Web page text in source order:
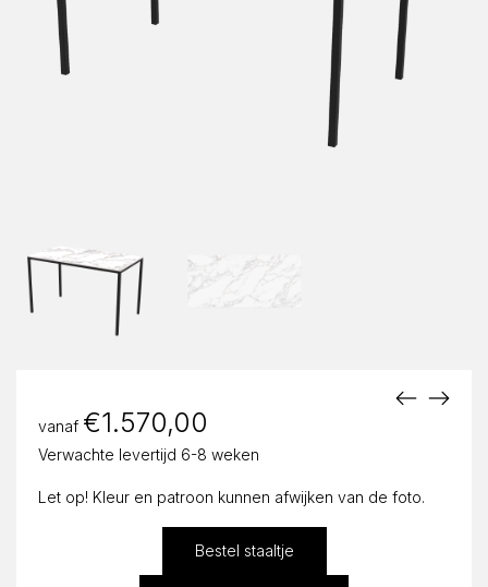
vanaf €1.570,00
Verwachte levertijd 6-8 weken
Let op! Kleur en patroon kunnen afwijken van de foto.
Bestel staaltje